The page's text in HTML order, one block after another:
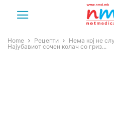
Home Рецепти
Нема кој не
Најубавиот сочен колач со гриз...